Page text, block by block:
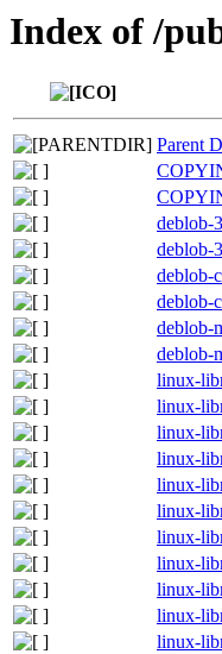
Index of /
Parent
deblob-
deblob-
deblob-
deblob-
deblob-
deblob-
linux-
linux-
linux-
linux-
linux-
linux-
linux-
linux-
linux-
linux-
linux-